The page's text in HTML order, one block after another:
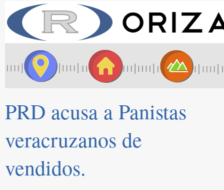
PRD acusa a Panistas
veracruzanos de
vendidos.